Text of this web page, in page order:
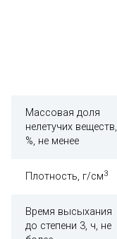
Массовая доля
нелетучих веществ,
%, не менее
Плотность, г/см3
Время высыхания
до степени 3, ч, не